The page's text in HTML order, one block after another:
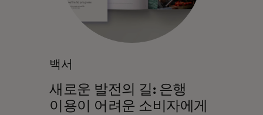
백서
새로운 발전의 길: 은행
이용이 어려운 소비자에게